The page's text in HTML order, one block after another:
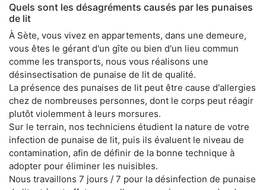
Quels sont les désagréments causés par les punaises
de lit
À Sète, vous vivez en appartements, dans une demeure,
vous êtes le gérant d'un gîte ou bien d'un lieu commun
comme les transports, nous vous réalisons une
désinsectisation de punaise de lit de qualité.
La présence des punaises de lit peut être cause d'allergies
chez de nombreuses personnes, dont le corps peut réagir
plutôt violemment à leurs morsures.
Sur le terrain, nos techniciens étudient la nature de votre
infection de punaise de lit, puis ils évaluent le niveau de
contamination, afin de définir de la bonne technique à
adopter pour éliminer les nuisibles.
Nous travaillons 7 jours / 7 pour la désinfection de punaise